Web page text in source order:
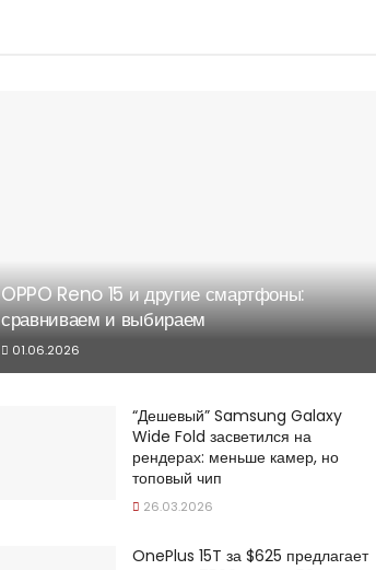
OPPO Reno 15 и другие смартфоны:
сравниваем и выбираем
01.06.2026
“Дешевый” Samsung Galaxy
Wide Fold засветился на
рендерах: меньше камер, но
топовый чип
26.03.2026
OnePlus 15T за $625 предлагает